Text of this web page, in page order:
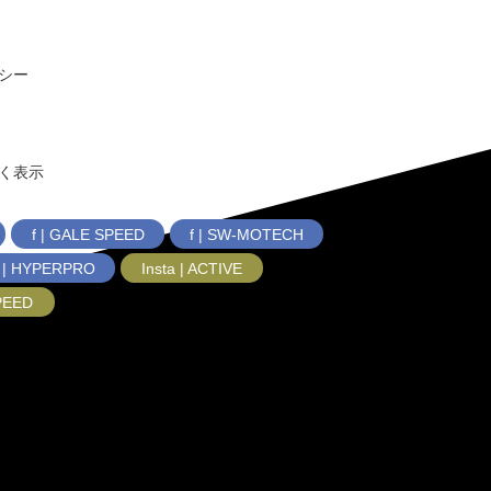
ー
表示
f | GALE SPEED
f | SW-MOTECH
HYPERPRO
Insta | ACTIVE